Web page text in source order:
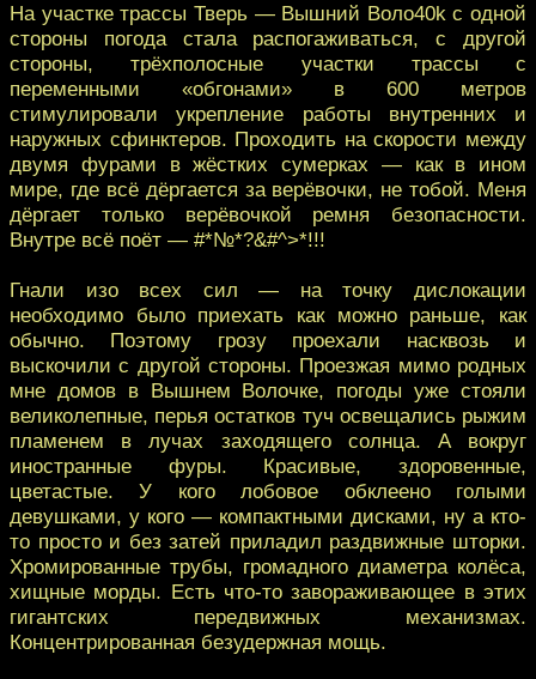
На участке трассы Тверь — Вышний Воло40k с одной
стороны погода стала распогаживаться, с другой
стороны, трёхполосные участки трассы с
переменными «обгонами» в 600 метров
стимулировали укрепление работы внутренних и
наружных сфинктеров. Проходить на скорости между
двумя фурами в жёстких сумерках — как в ином
мире, где всё дёргается за верёвочки, не тобой. Меня
дёргает только верёвочкой ремня безопасности.
Внутре всё поёт — #*№*?&#^>*!!!
Гнали изо всех сил — на точку дислокации
необходимо было приехать как можно раньше, как
обычно. Поэтому грозу проехали насквозь и
выскочили с другой стороны. Проезжая мимо родных
мне домов в Вышнем Волочке, погоды уже стояли
великолепные, перья остатков туч освещались рыжим
пламенем в лучах заходящего солнца. А вокруг
иностранные фуры. Красивые, здоровенные,
цветастые. У кого лобовое обклеено голыми
девушками, у кого — компактными дисками, ну а кто-
то просто и без затей приладил раздвижные шторки.
Хромированные трубы, громадного диаметра колёса,
хищные морды. Есть что-то завораживающее в этих
гигантских передвижных механизмах.
Концентрированная безудержная мощь.